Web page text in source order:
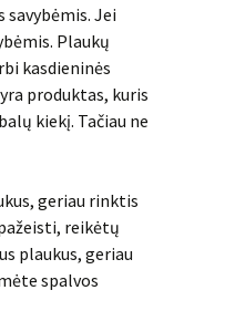
Jei
Plaukų
kasdieninės
produktas, kuris
kiekį. Tačiau ne
geriau rinktis
reikėtų
plaukus, geriau
spalvos